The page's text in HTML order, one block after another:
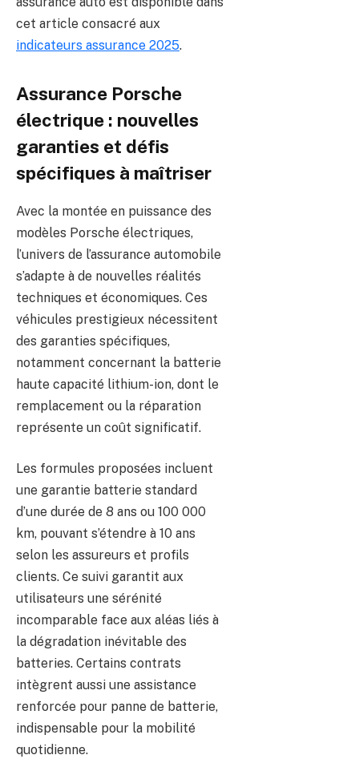
cet article consacré aux
indicateurs assurance 2025.
Assurance Porsche
électrique : nouvelles
garanties et défis
spécifiques à maîtriser
Avec la montée en puissance des
modèles Porsche électriques,
l’univers de l’assurance automobile
s’adapte à de nouvelles réalités
techniques et économiques. Ces
véhicules prestigieux nécessitent
des garanties spécifiques,
notamment concernant la batterie
haute capacité lithium-ion, dont le
remplacement ou la réparation
représente un coût significatif.
Les formules proposées incluent
une garantie batterie standard
d’une durée de 8 ans ou 100 000
km, pouvant s’étendre à 10 ans
selon les assureurs et profils
clients. Ce suivi garantit aux
utilisateurs une sérénité
incomparable face aux aléas liés à
la dégradation inévitable des
batteries. Certains contrats
intègrent aussi une assistance
renforcée pour panne de batterie,
indispensable pour la mobilité
quotidienne.